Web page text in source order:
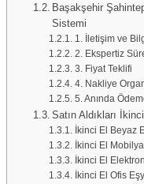
Başakşehir
Sistemi
1. İletişim ve
2. Ekspertiz
3. Fiyat Teklifi
4. Nakliye
5. Anında
Satın Aldıkları
İkinci El Beyaz
İkinci El
İkinci El
İkinci El Ofis